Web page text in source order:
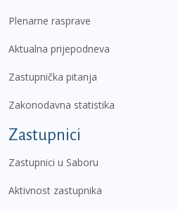
Plenarne rasprave
Aktualna prijepodneva
Zastupnička pitanja
Zakonodavna statistika
Zastupnici
Zastupnici u Saboru
Aktivnost zastupnika